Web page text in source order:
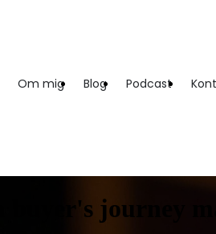
Om mig Blog Podcast
buyer's journey